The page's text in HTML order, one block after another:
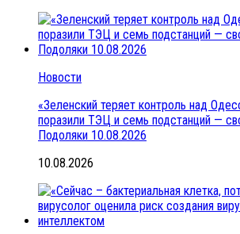
Новости
«Зеленский теряет контроль над
поразили ТЭЦ и семь подстанций —
Подоляки 10.08.2026
10.08.2026